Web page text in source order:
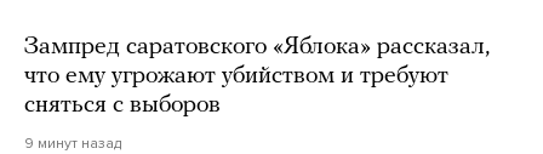
Зампред саратовского «Яблока» рассказал,
что ему угрожают убийством и требуют
сняться с выборов
9 минут назад